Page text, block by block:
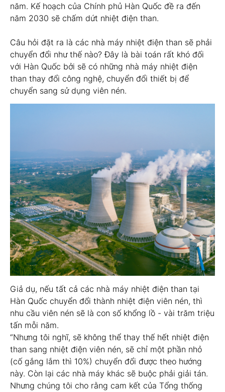
năm. Kế hoạch của Chính phủ Hàn Quốc đề ra đến
năm 2030 sẽ chấm dứt nhiệt điện than.
Câu hỏi đặt ra là các nhà máy nhiệt điện than sẽ phải
chuyển đổi như thế nào? Đây là bài toán rất khó đối
với Hàn Quốc bởi sẽ có những nhà máy nhiệt điện
than thay đổi công nghệ, chuyển đổi thiết bị để
chuyển sang sử dụng viên nén.
Giả dụ, nếu tất cả các nhà máy nhiệt điện than tại
Hàn Quốc chuyển đổi thành nhiệt điện viên nén, thì
nhu cầu viên nén sẽ là con số khổng lồ - vài trăm triệu
tấn mỗi năm.
“Nhưng tôi nghĩ, sẽ không thể thay thế hết nhiệt điện
than sang nhiệt điện viên nén, sẽ chỉ một phần nhỏ
(cố gắng lắm thì 10%) chuyển đổi được theo hướng
này. Còn lại các nhà máy khác sẽ buộc phải giải tán.
Nhưng chúng tôi cho rằng cam kết của Tổng thống